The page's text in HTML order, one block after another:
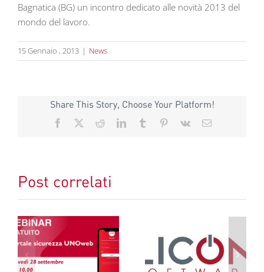
Bagnatica (BG) un incontro dedicato alle novità 2013 del
mondo del lavoro.
15 Gennaio , 2013 | News
Share This Story, Choose Your Platform!
Facebook RedditLinkedInTumblr Pinterest
Vk Email
Post correlati
Logo di Licon
Nuovo codice